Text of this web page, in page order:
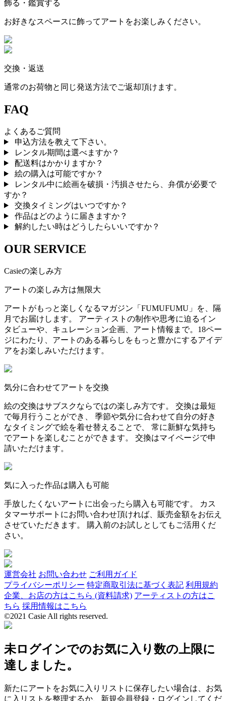
飾る・鑑賞する
お好きなスペースに飾ってアートをお楽しみください。
交換・返送
通常のお荷物と同じ発送方法でご返却頂けます。
FAQ
よくあるご質問
申込方法を教えて下さい。
レンタル期間は選べますか？
配送料はかかりますか？
絵の購入は可能ですか？
レンタル中に絵画を破損・汚損させたら、弁償が必要で
すか？
交換タイミングはいつですか？
作品はどのように届きますか？
解約したい時はどうしたらいいですか？
OUR SERVICE
Casieの楽しみ方
アートの楽しみ方は無限大
アートがもっと楽しくなるマガジン「FUMUFUMU」を、隔
月でお届けします。 アーティストの制作や思考に迫るイン
タビューや、キュレーション企画、アート情報まで。18ペー
ジにわたり、アートのある暮らしをもっと豊かにするアイデ
アをお楽しみいただけます。
気分に合わせてアートを交換
絵の交換はサブスクならではの楽しみ方です。 交換は最短
で毎月行うことができ、 季節や気分に合わせて自分の好き
なタイミングで絵を着せ替えることで、 常に新鮮な気持ち
でアートを楽しむことができます。 交換はマイページで申
請いただけます。
気に入った作品は購入も可能
手放したくないアートに出会ったら購入も可能です。 カス
タマーサポートにお問い合わせ頂ければ、販売金額をお伝え
させていただきます。 購入前のお試しとしてもご活用くだ
さい。
運営会社 お問い合わせ ご利用ガイド
プライバシーポリシー 特定商取引法に基づく表記 利用規約
企業、お店の方はこちら (資料請求) アーティストの方はこ
ちら 採用情報はこちら
©2021 Casie All rights reserved.
未ログインでのお気に入り数の上限に
達しました。
新たにアートをお気に入りリストに保存したい場合は、お気
に入リストを整理するか、新規会員登録・ログインしてくだ